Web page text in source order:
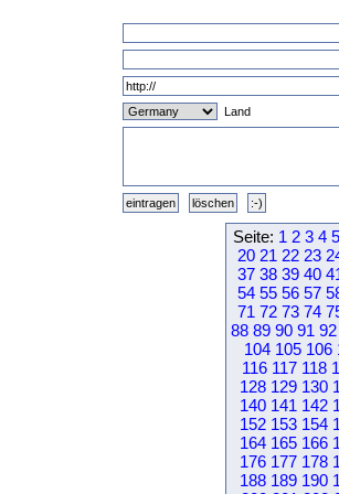
Land
Seite: 1 2 3 4 5
20 21 22 23
37 38 39 40
54 55 56 57
71 72 73 74
88 89 90 91 92
104 105 106
116 117 118
128 129 130
140 141 142
152 153 154
164 165 166
176 177 178
188 189 190